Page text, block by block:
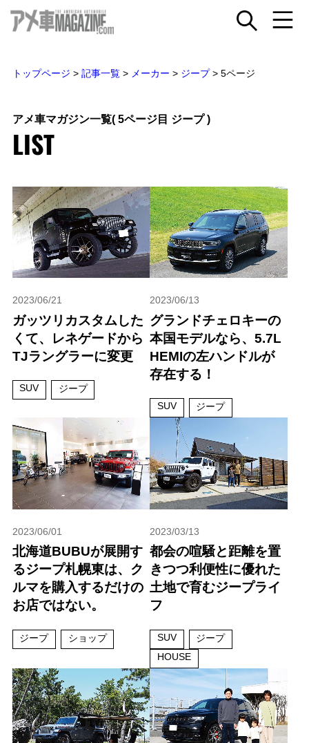
トップページ > 記事一覧 > メーカー > ジープ > 5ページ
アメ車マガジン一覧( 5ページ目 ジープ )
LIST
2023/06/21
ガッツリカスタムした
くて、レネゲードから
TJラングラーに変更
SUV ジープ
2023/06/13
グランドチェロキーの
本国モデルなら、5.7L
HEMIの左ハンドルが
存在する！
SUV ジープ
2023/06/01
北海道BUBUが展開す
るジープ札幌東は、ク
ルマを購入するだけの
お店ではない。
ジープ ショップ
2023/03/13
都会の喧騒と距離を置
きつつ利便性に優れた
土地で育むジープライ
フ
SUV
ジープ
HOUSE